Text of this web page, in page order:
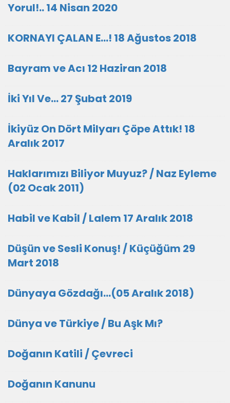
Yorul!.. 14 Nisan 2020
KORNAYI ÇALAN E…! 18 Ağustos 2018
Bayram ve Acı 12 Haziran 2018
İki Yıl Ve… 27 Şubat 2019
İkiyüz On Dört Milyarı Çöpe Attık! 18
Aralık 2017
Haklarımızı Biliyor Muyuz? / Naz Eyleme
(02 Ocak 2011)
Habil ve Kabil / Lalem 17 Aralık 2018
Düşün ve Sesli Konuş! / Küçüğüm 29
Mart 2018
Dünyaya Gözdağı…(05 Aralık 2018)
Dünya ve Türkiye / Bu Aşk Mı?
Doğanın Katili / Çevreci
Doğanın Kanunu